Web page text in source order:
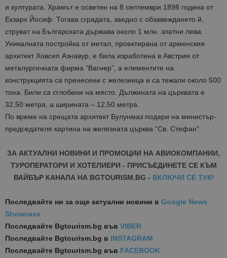
и културата. Храмът е осветен на 8 септември 1898 година от
Екзарх Йосиф. Тогава сградата, заедно с обзавеждането й,
струват на Българската държава около 1 млн. златни лева.
Уникалната постройка от метал, проектирана от арменския
архитект Ховсеп Азнавур, е била изработена в Австрия от
металургичната фирма “Вагнер”, а елементите на
конструкцията са пренесени с железница и са тежали около 500
тона. Били са сглобени на място. Дължината на църквата е
32,50 метра, а ширината – 12,50 метра.
По време на срещата архитект Булунмаз подари на министър-
председателя картина на желязната църква “Св. Стефан”.
ЗА АКТУАЛНИ НОВИНИ И ПРОМОЦИИ НА АВИОКОМПАНИИ,
ТУРОПЕРАТОРИ И ХОТЕЛИЕРИ - ПРИСЪЕДИНЕТЕ СЕ КЪМ
ВАЙБЪР КАНАЛА НА BGTOURISM.BG - ВКЛЮЧИ СЕ ТУК!
Последвайте ни за още актуални новини в Google News
Showcase
Последвайте Bgtourism.bg във VIBER
Последвайте Bgtourism.bg в INSTAGRAM
Последвайте Bgtourism.bg във FACEBOOK